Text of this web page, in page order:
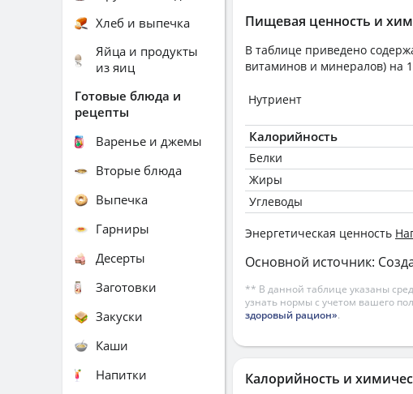
Пищевая ценность и
В таблице приведено
витаминов и минералов) на
Нутриент
Калорийность
Белки
Жиры
Углеводы
Энергетическая ценность
Основной источник:
** В данной таблице указаны
узнать нормы с учетом вашего
здоровый рацион».
Калорийность и
Хлеб и выпечка
Яйца и продукты
из яиц
Готовые блюда и
рецепты
Варенье и джемы
Вторые блюда
Выпечка
Гарниры
Десерты
Заготовки
Закуски
Каши
Напитки